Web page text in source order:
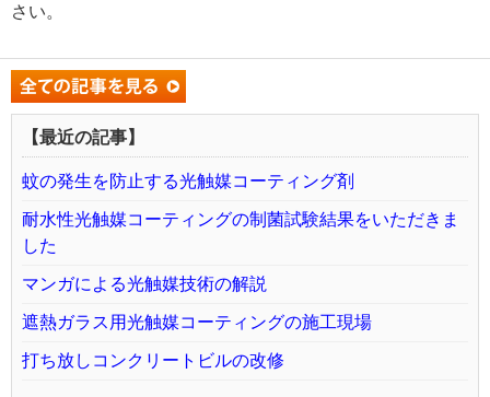
さい。
【最近の記事】
蚊の発生を防止する光触媒コーティング剤
耐水性光触媒コーティングの制菌試験結果をいただきま
した
マンガによる光触媒技術の解説
遮熱ガラス用光触媒コーティングの施工現場
打ち放しコンクリートビルの改修